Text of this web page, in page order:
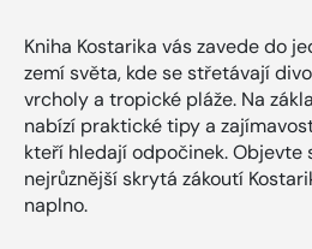
Kniha Kostarika vás zavede do
zemí světa, kde se střetávají
vrcholy a tropické pláže. Na
nabízí praktické tipy a
kteří hledají odpočinek. Objevte
nejrůznější skrytá zákoutí
naplno.